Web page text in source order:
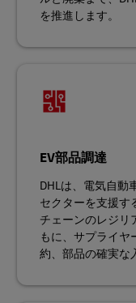
を推進します。
EV部品調達
DHLは、電気自動
セクターを支援す
チェーンのレジリ
もに、サプライヤ
約、部品の確実な